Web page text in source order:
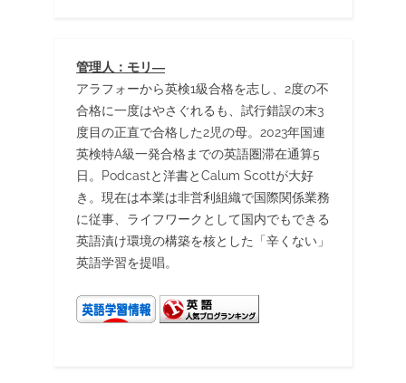
管理人：モリ―
アラフォーから英検1級合格を志し、2度の不
合格に一度はやさぐれるも、試行錯誤の末3
度目の正直で合格した2児の母。2023年国連
英検特A級一発合格までの英語圏滞在通算5
日。Podcastと洋書とCalum Scottが大好
き。現在は本業は非営利組織で国際関係業務
に従事、ライフワークとして国内でもできる
英語漬け環境の構築を核とした「辛くない」
英語学習を提唱。